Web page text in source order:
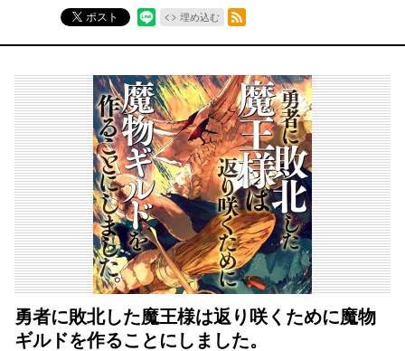
ポスト 埋め込む
RSSフィード
勇者に敗北した魔王様は返り咲くために魔物
ギルドを作ることにしました。